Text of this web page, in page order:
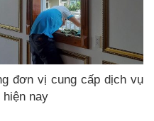
đơn vị cung cấp dịch vụ
hiện nay